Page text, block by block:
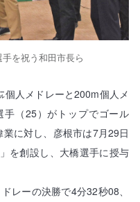
を祝う和田市長ら
人メドレーと200m個人メ
手（25）がトップでゴール
に対し、彦根市は7月29日
を創設し、大橋選手に授与
レーの決勝で4分32秒08、